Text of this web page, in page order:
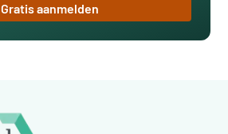
Gratis aanmelden